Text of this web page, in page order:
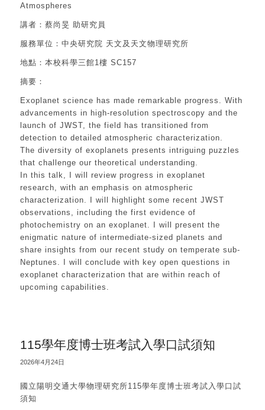
Atmospheres
講者：蔡尚旻 助研究員
服務單位：中央研究院 天文及天文物理研究所
地點：本校科學三館1樓 SC157
摘要：
Exoplanet science has made remarkable progress. With
advancements in high-resolution spectroscopy and the
launch of JWST, the field has transitioned from
detection to detailed atmospheric characterization.
The diversity of exoplanets presents intriguing puzzles
that challenge our theoretical understanding.
In this talk, I will review progress in exoplanet
research, with an emphasis on atmospheric
characterization. I will highlight some recent JWST
observations, including the first evidence of
photochemistry on an exoplanet. I will present the
enigmatic nature of intermediate-sized planets and
share insights from our recent study on temperate sub-
Neptunes. I will conclude with key open questions in
exoplanet characterization that are within reach of
upcoming capabilities.
115學年度博士班考試入學口試須知
2026年4月24日
國立陽明交通大學物理研究所115學年度博士班考試入學口試
須知